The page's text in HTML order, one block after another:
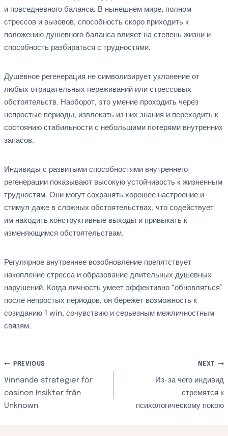
и повседневного баланса. В нынешнем мире, полном
стрессов и вызовов, способность скоро приходить к
положению душевного баланса влияет на степень жизни и
способность разбираться с трудностями.
Душевное регенерация не символизирует уклонение от
любых отрицательных переживаний или стрессовых
обстоятельств. Наоборот, это умение проходить через
непростые периоды, извлекать из них знания и переходить к
состоянию стабильности с небольшими потерями внутренних
запасов.
Индивиды с развитыми способностями внутреннего
регенерации показывают высокую устойчивость к жизненным
трудностям. Они могут сохранять хорошее настроение и
стимул даже в сложных обстоятельствах, что содействует
им находить конструктивные выходы и привыкать к
изменяющимся обстоятельствам.
Регулярное внутреннее возобновление препятствует
накопление стресса и образование длительных душевных
нарушений. Когда личность умеет эффективно “обновляться”
после непростых периодов, он бережет возможность к
созиданию 1 win, сочувствию и серьезным межличностным
связям.
文
章
導
PREVIOUS
Vinnande strategier för
casinon Insikter från
Unknown
NEXT
Из-за чего индивид
стремятся к
психологическому покою